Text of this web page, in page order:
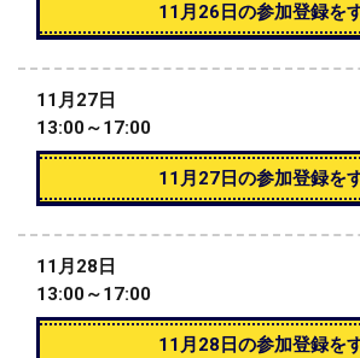
11月26日の参加登録を
11月27日
13:00～17:00
11月27日の参加登録を
11月28日
13:00～17:00
11月28日の参加登録を